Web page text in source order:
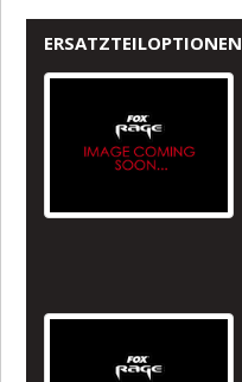
ERSATZTEILOPTIONEN